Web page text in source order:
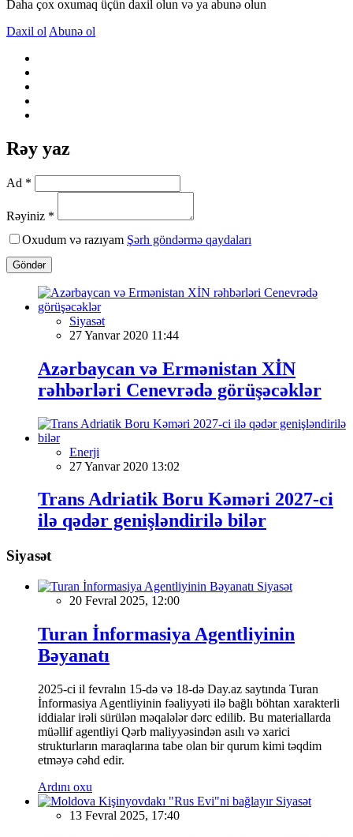
Daha çox oxumaq üçün daxil olun və ya abunə olun
Daxil ol Abunə ol
Rəy yaz
Ad *
Rəyiniz *
Oxudum və razıyam Şərh göndərmə qaydaları
Göndər
Siyasət
27 Yanvar 2020 11:44
Azərbaycan və Ermənistan XİN
rəhbərləri Cenevrədə görüşəcəklər
Enerji
27 Yanvar 2020 13:02
Trans Adriatik Boru Kəməri 2027-ci
ilə qədər genişləndirilə bilər
Siyasət
Siyasət
20 Fevral 2025, 12:00
Turan İnformasiya Agentliyinin
Bəyanatı
2025-ci il fevralın 15-də və 18-də Day.az saytında Turan
İnformasiya Agentliyinin fəaliyyəti ilə bağlı böhtan xarakterli
iddialar irəli sürülən məqalələr dərc edilib. Bu materiallarda
müəllif agentliyi Qərb maliyyəsindən asılı və xarici
strukturların maraqlarına tabe olan bir qurum kimi təqdim
etməyə cəhd edir.
Ardını oxu
Siyasət
13 Fevral 2025, 17:40